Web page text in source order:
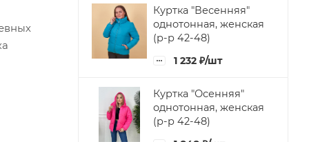
Куртка "Весенняя"
однотонная, женская
(р-р 42-48)
1 232 ₽/шт
Куртка "Осенняя"
однотонная, женская
(р-р 42-48)